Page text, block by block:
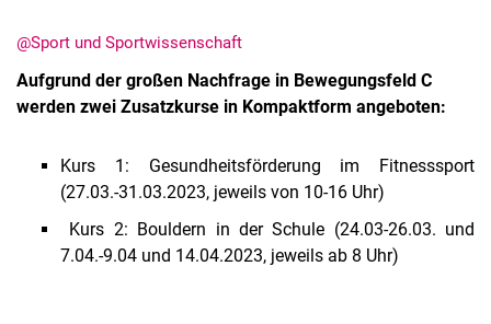
@Sport und Sportwissenschaft
Aufgrund der großen Nachfrage in Bewegungsfeld C
werden zwei Zusatzkurse in Kompaktform angeboten:
Kurs 1: Gesundheitsförderung im Fitnesssport
(27.03.-31.03.2023, jeweils von 10-16 Uhr)
Kurs 2: Bouldern in der Schule (24.03-26.03. und
7.04.-9.04 und 14.04.2023, jeweils ab 8 Uhr)